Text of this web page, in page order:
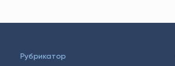
Рубрикатор